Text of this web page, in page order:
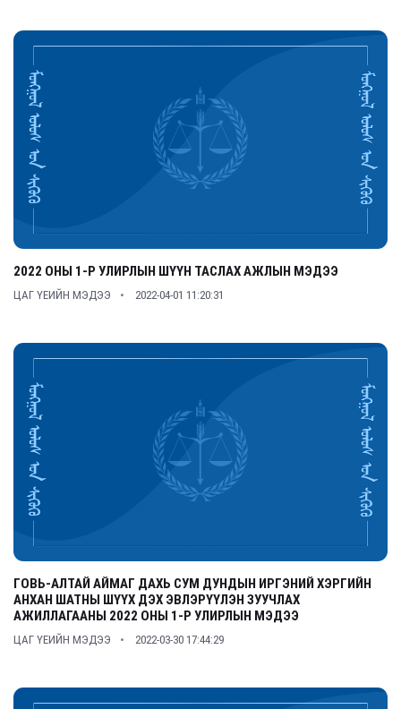
2022 ОНЫ 1-Р УЛИРЛЫН ШҮҮН ТАСЛАХ АЖЛЫН МЭДЭЭ
ЦАГ ҮЕИЙН МЭДЭЭ 2022-04-01 11:20:31
ГОВЬ-АЛТАЙ АЙМАГ ДАХЬ СУМ ДУНДЫН ИРГЭНИЙ ХЭРГИЙН
АНХАН ШАТНЫ ШҮҮХ ДЭХ ЭВЛЭРҮҮЛЭН ЗУУЧЛАХ
АЖИЛЛАГААНЫ 2022 ОНЫ 1-Р УЛИРЛЫН МЭДЭЭ
ЦАГ ҮЕИЙН МЭДЭЭ 2022-03-30 17:44:29